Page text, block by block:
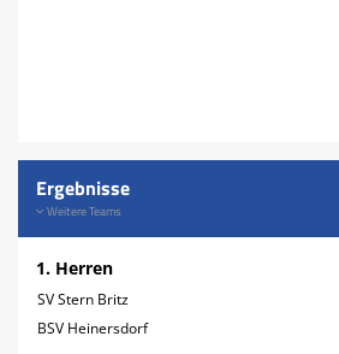
Ergebnisse
Weitere Teams
1. Herren
SV Stern Britz
BSV Heinersdorf